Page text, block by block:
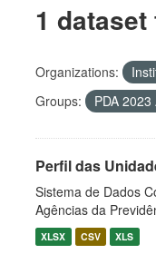
1
Organizations:
Groups:
PDA
Perfil das
Sistema de Dados
Agências da
XLSX CSV XLS